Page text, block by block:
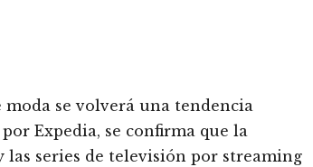
moda se volverá una tendencia
Expedia, se confirma que la
series de televisión por streaming